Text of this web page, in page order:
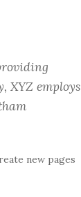
XYZ employs
new pages